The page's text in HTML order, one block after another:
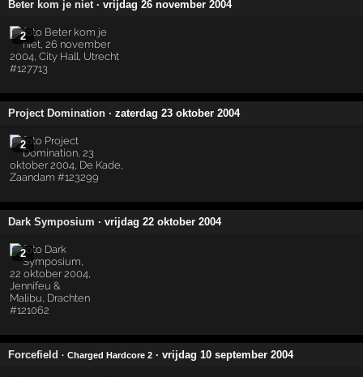
Beter kom je niet · vrijdag 26 november 2004
2
Project Domination · zaterdag 23 oktober 2004
2
Dark Symposium · vrijdag 22 oktober 2004
2
Forcefield · Charged Hardcore 2 · vrijdag 10 september 2004